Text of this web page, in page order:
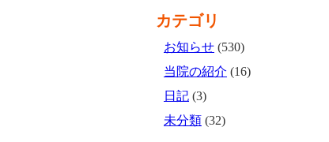
カテゴリ
お知らせ (530)
当院の紹介 (16)
日記 (3)
未分類 (32)